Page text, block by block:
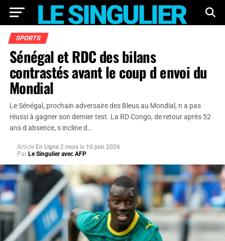
SPORTS
Sénégal et RDC des bilans
contrastés avant le coup d envoi du
Mondial
Le Sénégal, prochain adversaire des Bleus au Mondial, n a pas
réussi à gagner son dernier test. La RD Congo, de retour après 52
ans d absence, s incline d…
Article En Ligne 2 mois le 10 juin 2026
Par Le Singulier avec AFP